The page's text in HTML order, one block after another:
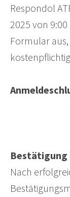
Respondol
2025 von
Formular
Bestätigung
Nach